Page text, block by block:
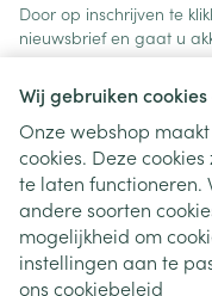
Wij gebruiken
Onze webshop
cookies. Deze
te laten functioneren.
andere soorten
mogelijkheid om
instellingen aan te
ons cookiebeleid
Door op inschrijven te
nieuwsbrief en gaat u
Juridische links